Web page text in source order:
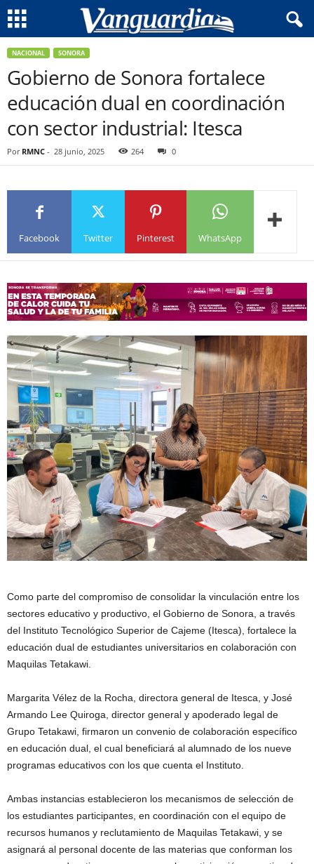
NACIONAL SONORA
Gobierno de Sonora fortalece
educación dual en coordinación
con sector industrial: Itesca
Por RMNC - 28 junio, 2025 264 0
Facebook Twitter Pinterest WhatsApp
Como parte del compromiso de consolidar la vinculación entre los
sectores educativo y productivo, el Gobierno de Sonora, a través
del Instituto Tecnológico Superior de Cajeme (Itesca), fortalece la
educación dual de estudiantes universitarios en colaboración con
Maquilas Tetakawi.
Margarita Vélez de la Rocha, directora general de Itesca, y José
Armando Lee Quiroga, director general y apoderado legal de
Grupo Tetakawi, firmaron un convenio de colaboración específico
en educación dual, el cual beneficiará al alumnado de los nueve
programas educativos con los que cuenta el Instituto.
Ambas instancias establecieron los mecanismos de selección de
los estudiantes participantes, en coordinación con el equipo de
recursos humanos y reclutamiento de Maquilas Tetakawi, y se
asignará al personal docente de las materias que conforman los